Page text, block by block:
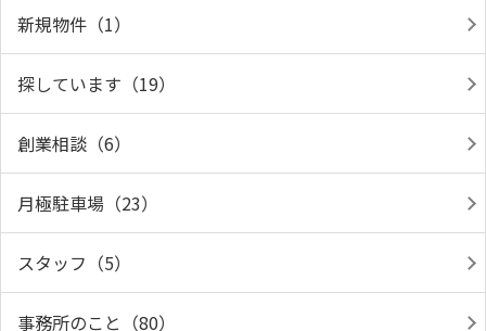
新規物件（1）
探しています（19）
創業相談（6）
月極駐車場（23）
スタッフ（5）
事務所のこと（80）